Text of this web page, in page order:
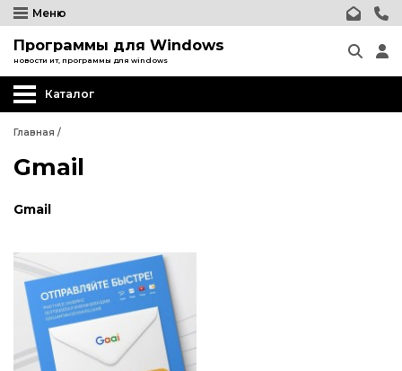
Меню
Программы для Windows
новости ит, программы для windows
Каталог
Главная /
Gmail
Gmail